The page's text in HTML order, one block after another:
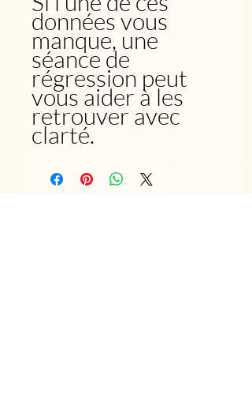
données vous
manque, une
séance de
régression peut
vous aider à les
retrouver avec
clarté.